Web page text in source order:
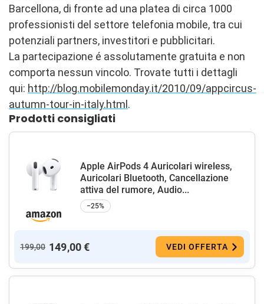
Barcellona, di fronte ad una platea di circa 1000
professionisti del settore telefonia mobile, tra cui
potenziali partners, investitori e pubblicitari.
La partecipazione é assolutamente gratuita e non
comporta nessun vincolo. Trovate tutti i dettagli
qui: http://blog.mobilemonday.it/2010/09/appcircus-
autumn-tour-in-italy.html .
Prodotti consigliati
Apple AirPods 4 Auricolari wireless,
Auricolari Bluetooth, Cancellazione
attiva del rumore, Audio...
−25%
199,00 149,00 € VEDI OFFERTA